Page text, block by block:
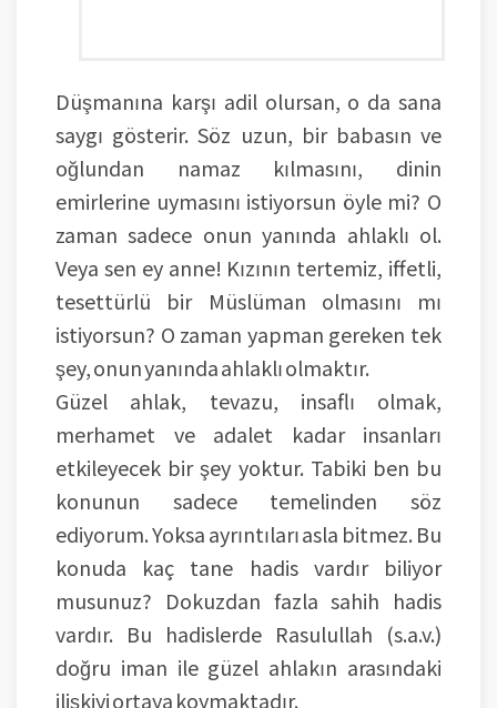
Düşmanına karşı adil olursan, o da sana
saygı gösterir. Söz uzun, bir babasın ve
oğlundan namaz kılmasını, dinin
emirlerine uymasını istiyorsun öyle mi? O
zaman sadece onun yanında ahlaklı ol.
Veya sen ey anne! Kızının tertemiz, iffetli,
tesettürlü bir Müslüman olmasını mı
istiyorsun? O zaman yapman gereken tek
şey, onun yanında ahlaklı olmaktır.
Güzel ahlak, tevazu, insaflı olmak,
merhamet ve adalet kadar insanları
etkileyecek bir şey yoktur. Tabiki ben bu
konunun sadece temelinden söz
ediyorum. Yoksa ayrıntıları asla bitmez. Bu
konuda kaç tane hadis vardır biliyor
musunuz? Dokuzdan fazla sahih hadis
vardır. Bu hadislerde Rasulullah (s.a.v.)
doğru iman ile güzel ahlakın arasındaki
ilişkiyi ortaya koymaktadır.